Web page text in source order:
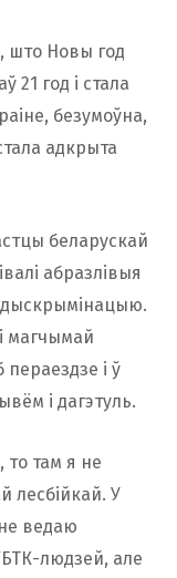
што Новы год
21 год і стала
безумоўна,
адкрыта
беларускай
абразлівыя
дыскрымінацыю.
магчымай
і ў
і дагэтуль.
то там я не
лесбійкай. У
ведаю
людзей, але